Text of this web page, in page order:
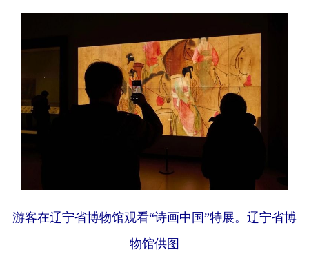
游客在辽宁省博物馆观看“诗画中国”特展。辽宁省博
物馆供图